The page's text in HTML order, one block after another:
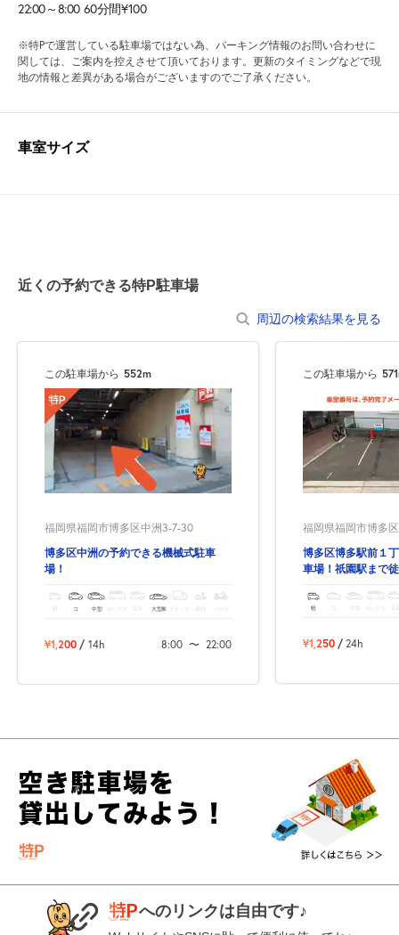
22:00～8:00 60分間¥100
※特Pで運営している駐車場ではない為、パーキング情報のお問い合わせに
関しては、ご案内を控えさせて頂いております。更新のタイミングなどで現
地の情報と差異がある場合がございますのでご了承ください。
車室サイズ
近くの予約できる特P駐車場
周辺の検索結果を見る
この駐車場から 552m
福岡県福岡市博多区中洲3-7-30
博多区中洲の予約できる機械式駐車
場！
軽 コ 中型 ボックス SUV 大型車 トラック バイク
¥1,200 / 14h 8:00 〜 22:00
この駐車場から
福岡県福岡市博多
博多区博多駅前１
車場！祇園駅まで
軽 ボックス
¥1,250 / 24h
へのリンクは自由です♪